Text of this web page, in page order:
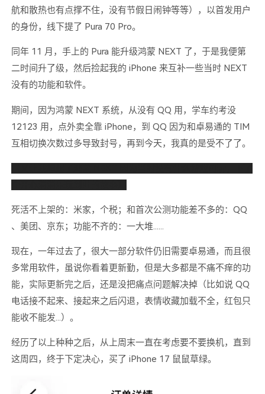
航和散热也有点撑不住，没有节假日闹钟等等），以首发用户
的身份，线下提了 Pura 70 Pro。
同年 11 月，手上的 Pura 能升级鸿蒙 NEXT 了，于是我便第
二时间升了级，然后捡起我的 iPhone 来互补一些当时 NEXT
没有的功能和软件。
期间，因为鸿蒙 NEXT 系统，从没有 QQ 用，学车约考没
12123 用，点外卖全靠 iPhone，到 QQ 因为和卓易通的 TIM
互相切换次数过多导致封号，再到今天，我真的是受不了了。
死活不上架的：米家，个税；和首次公测功能差不多的：QQ
、美团、京东；功能不齐的：一大堆......
现在，一年过去了，很大一部分软件仍旧需要卓易通，而且很
多常用软件，虽说你看着更新勤，但是大多都是不痛不痒的功
能，实际更新完之后，还是没把痛点问题解决掉（比如说 QQ
电话接不起来、接起来之后闪退，表情收藏加载不全，红包只
能收不能发...）。
经历了以上种种之后，从上周末一直在考虑要不要换机，直到
这周四，终于下定决心，买了 iPhone 17 鼠鼠草绿。